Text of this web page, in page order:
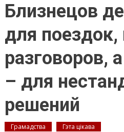
Близнецов
для поездок,
разговоров,
– для
решений
Грамадства Гэта цікава